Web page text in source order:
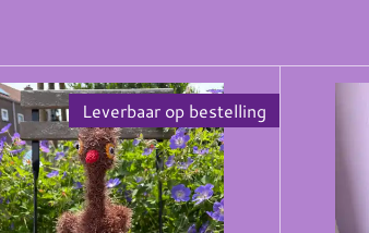
Leverbaar op bestelling